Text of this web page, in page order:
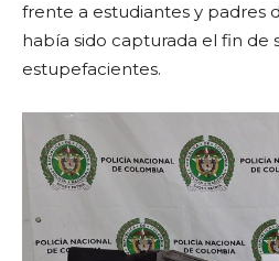
frente a estudiantes y padres
había sido capturada el fin de
estupefacientes.